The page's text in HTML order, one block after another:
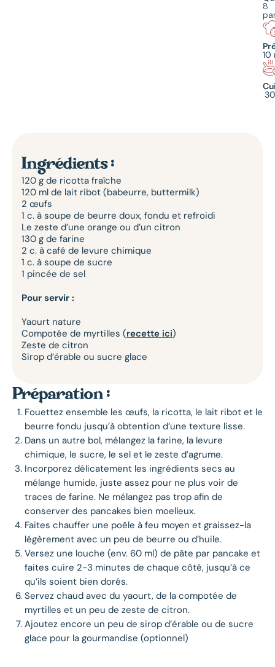
8
10
Ingrédients :
120 g de ricotta fraîche
120 ml de lait ribot (babeurre, buttermilk)
2 œufs
1 c. à soupe de beurre doux, fondu et refroidi
Le zeste d’une orange ou d’un citron
130 g de farine
2 c. à café de levure chimique
1 c. à soupe de sucre
1 pincée de sel
Pour servir :
Yaourt nature
Compotée de myrtilles (recette ici)
Zeste de citron
Sirop d’érable ou sucre glace
Préparation :
Fouettez ensemble les œufs, la ricotta, le lait ribot et le
beurre fondu jusqu’à obtention d’une texture lisse.
Dans un autre bol, mélangez la farine, la levure
chimique, le sucre, le sel et le zeste d’agrume.
Incorporez délicatement les ingrédients secs au
mélange humide, juste assez pour ne plus voir de
traces de farine. Ne mélangez pas trop afin de
conserver des pancakes bien moelleux.
Faites chauffer une poêle à feu moyen et graissez-la
légèrement avec un peu de beurre ou d’huile.
Versez une louche (env. 60 ml) de pâte par pancake et
faites cuire 2-3 minutes de chaque côté, jusqu’à ce
qu’ils soient bien dorés.
Servez chaud avec du yaourt, de la compotée de
myrtilles et un peu de zeste de citron.
Ajoutez encore un peu de sirop d’érable ou de sucre
glace pour la gourmandise (optionnel)